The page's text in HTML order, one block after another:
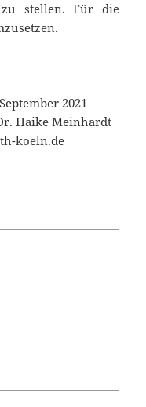
stellen. Für die
2021
Haike Meinhardt
koeln.de